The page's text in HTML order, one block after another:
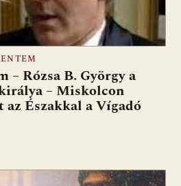
– Rózsa B. György a
– Miskolcon
az Északkal a Vígadó